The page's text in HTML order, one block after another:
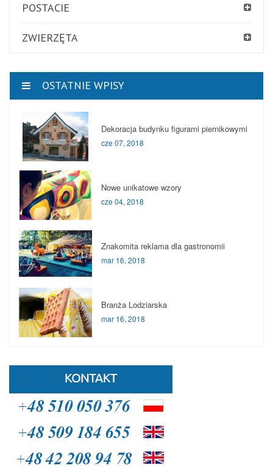
POSTACIE
ZWIERZĘTA
OSTATNIE WPISY
Dekoracja budynku figurami piernikowymi
cze 07, 2018
Nowe unikatowe wzory
cze 04, 2018
Znakomita reklama dla gastronomii
mar 16, 2018
Branża Lodziarska
mar 16, 2018